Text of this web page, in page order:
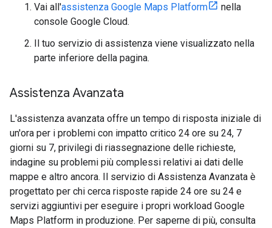
Vai all'assistenza Google Maps Platform
nella
console Google Cloud.
Il tuo servizio di assistenza viene visualizzato nella
parte inferiore della pagina.
Assistenza Avanzata
L'assistenza avanzata offre un tempo di risposta iniziale di
un'ora per i problemi con impatto critico 24 ore su 24, 7
giorni su 7, privilegi di riassegnazione delle richieste,
indagine su problemi più complessi relativi ai dati delle
mappe e altro ancora. Il servizio di Assistenza Avanzata è
progettato per chi cerca risposte rapide 24 ore su 24 e
servizi aggiuntivi per eseguire i propri workload Google
Maps Platform in produzione. Per saperne di più, consulta